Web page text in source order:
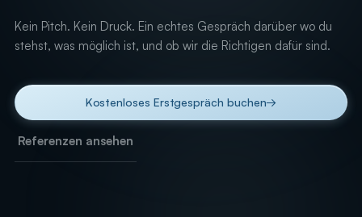
Kein Pitch. Kein Druck. Ein echtes Gespräch darüber wo du
stehst, was möglich ist, und ob wir die Richtigen dafür sind.
Kostenloses Erstgespräch buchen→
Referenzen ansehen